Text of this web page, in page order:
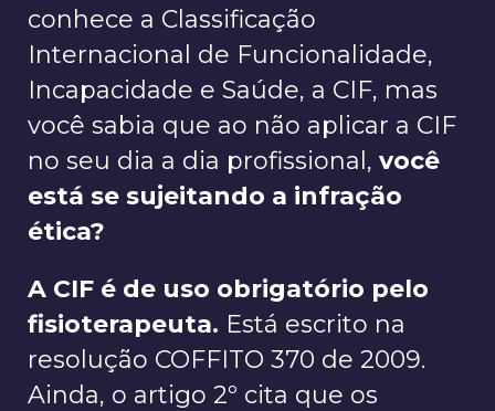
conhece a Classificação
Internacional de Funcionalidade,
Incapacidade e Saúde, a CIF, mas
você sabia que ao não aplicar a CIF
no seu dia a dia profissional, você
está se sujeitando a infração
ética?
A CIF é de uso obrigatório pelo
fisioterapeuta. Está escrito na
resolução COFFITO 370 de 2009.
Ainda, o artigo 2º cita que os